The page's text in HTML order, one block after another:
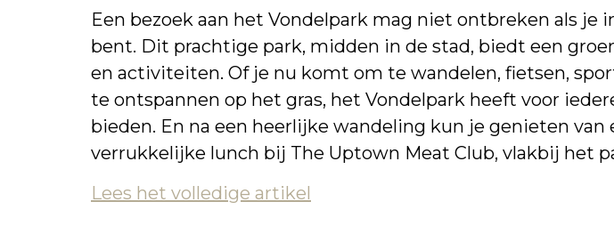
Een bezoek aan het Vondelpark mag niet ontbreken als je
bent. Dit prachtige park, midden in de stad, biedt een
en activiteiten. Of je nu komt om te wandelen, fietsen,
te ontspannen op het gras, het Vondelpark heeft voor
bieden. En na een heerlijke wandeling kun je genieten van
verrukkelijke lunch bij The Uptown Meat Club, vlakbij het
Lees het volledige artikel